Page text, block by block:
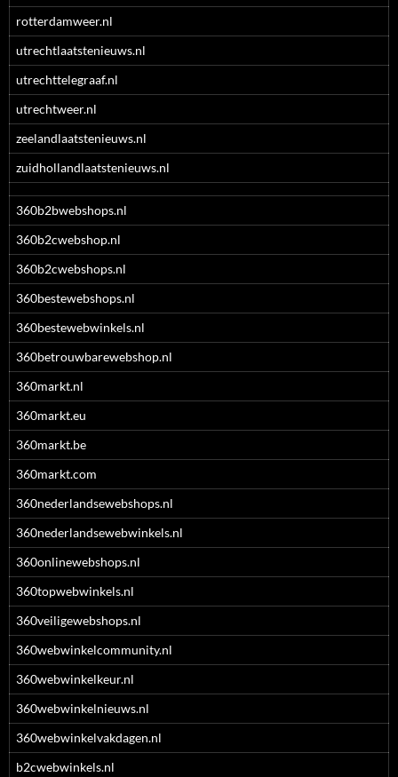
rotterdamweer.nl
utrechtlaatstenieuws.nl
utrechttelegraaf.nl
utrechtweer.nl
zeelandlaatstenieuws.nl
zuidhollandlaatstenieuws.nl
360b2bwebshops.nl
360b2cwebshop.nl
360b2cwebshops.nl
360bestewebshops.nl
360bestewebwinkels.nl
360betrouwbarewebshop.nl
360markt.nl
360markt.eu
360markt.be
360markt.com
360nederlandsewebshops.nl
360nederlandsewebwinkels.nl
360onlinewebshops.nl
360topwebwinkels.nl
360veiligewebshops.nl
360webwinkelcommunity.nl
360webwinkelkeur.nl
360webwinkelnieuws.nl
360webwinkelvakdagen.nl
b2cwebwinkels.nl